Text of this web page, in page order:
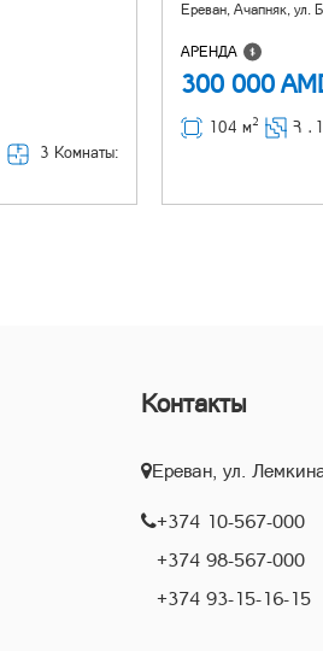
3 Комнаты:
Ереван, Ачапняк, ул.
АРЕНДА
300 000
104 м2 Հ ․
Контакты
Ереван, ул.
+374 10-567-000
+374 98-567-000
+374 93-15-16-15